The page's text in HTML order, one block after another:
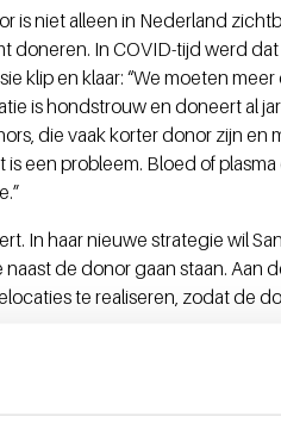
is niet alleen in Nederland
doneren. In COVID-tijd werd
klip en klaar: “We moeten
is hondstrouw en doneert al
die vaak korter donor zijn en
een probleem. Bloed of
In haar nieuwe strategie wil
de donor gaan staan. Aan
te realiseren, zodat de
donor heel graag meer wil